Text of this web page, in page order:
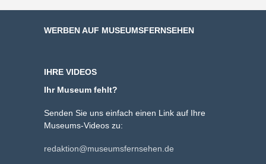
WERBEN AUF MUSEUMSFERNSEHEN
IHRE VIDEOS
Ihr Museum fehlt?
Senden Sie uns einfach einen Link auf Ihre
Museums-Videos zu:
redaktion@museumsfernsehen.de